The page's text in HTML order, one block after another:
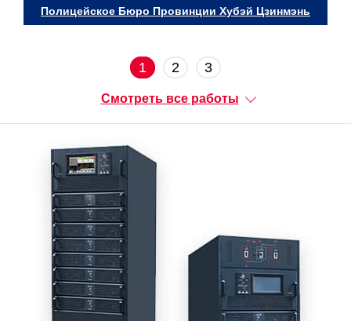
Полицейское Бюро Провинции Хубэй Цзинмэнь
1 2 3
Смотреть все работы